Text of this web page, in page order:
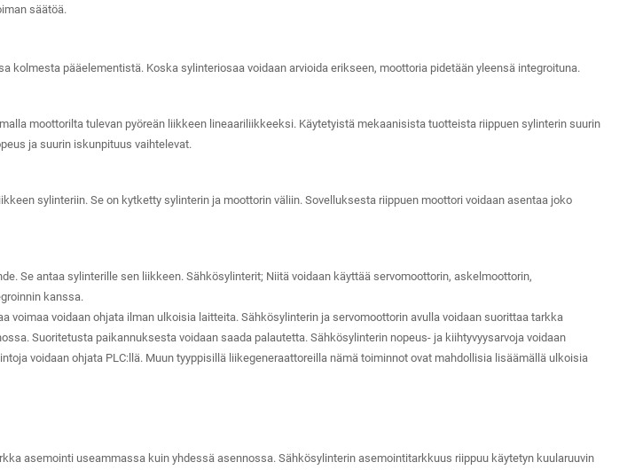
säätöä.
kolmesta pääelementistä. Koska sylinteriosaa voidaan arvioida erikseen, moottoria pidetään yleensä integroituna.
moottorilta tulevan pyöreän liikkeen lineaariliikkeeksi. Käytetyistä mekaanisista tuotteista riippuen sylinterin suurin
ja suurin iskunpituus vaihtelevat.
sylinteriin. Se on kytketty sylinterin ja moottorin väliin. Sovelluksesta riippuen moottori voidaan asentaa joko
Se antaa sylinterille sen liikkeen. Sähkösylinterit; Niitä voidaan käyttää servomoottorin, askelmoottorin,
kanssa.
voimaa voidaan ohjata ilman ulkoisia laitteita. Sähkösylinterin ja servomoottorin avulla voidaan suorittaa tarkka
Suoritetusta paikannuksesta voidaan saada palautetta. Sähkösylinterin nopeus- ja kiihtyvyysarvoja voidaan
voidaan ohjata PLC:llä. Muun tyyppisillä liikegeneraattoreilla nämä toiminnot ovat mahdollisia lisäämällä ulkoisia
asemointi useammassa kuin yhdessä asennossa. Sähkösylinterin asemointitarkkuus riippuu käytetyn kuularuuvin